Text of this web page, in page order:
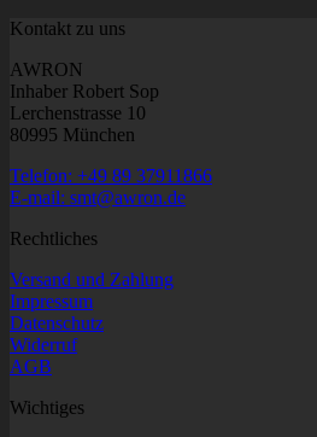
Kontakt zu uns
AWRON
Inhaber Robert Sop
Lerchenstrasse 10
80995 München
Telefon: +49 89 37911866
E-mail: smt@awron.de
Rechtliches
Versand und Zahlung
Impressum
Datenschutz
Widerruf
AGB
Wichtiges